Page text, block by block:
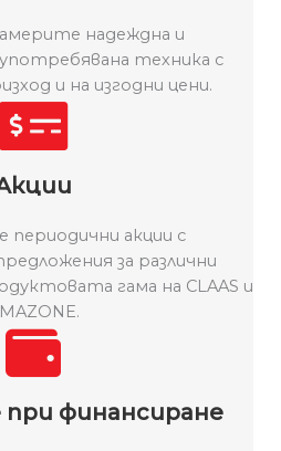
надеждна и
техника с
и на изгодни цени.
периодични акции с
за различни
гама на CLAAS и
финансиране